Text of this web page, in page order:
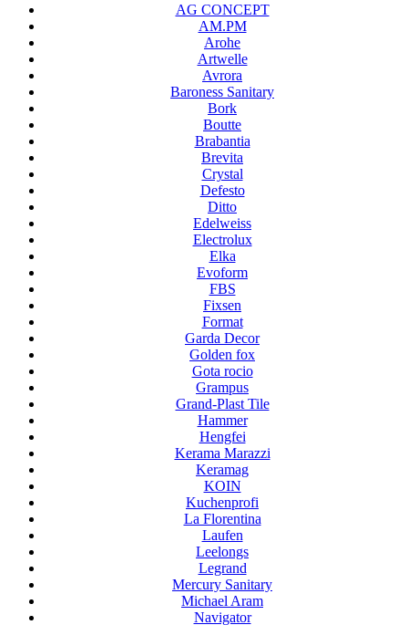
AG CONCEPT
AM.PM
Arohe
Artwelle
Avrora
Baroness Sanitary
Bork
Boutte
Brabantia
Brevita
Crystal
Defesto
Ditto
Edelweiss
Electrolux
Elka
Evoform
FBS
Fixsen
Format
Garda Decor
Golden fox
Gota rocio
Grampus
Grand-Plast Tile
Hammer
Hengfei
Kerama Marazzi
Keramag
KOIN
Kuchenprofi
La Florentina
Laufen
Leelongs
Legrand
Mercury Sanitary
Michael Aram
Navigator